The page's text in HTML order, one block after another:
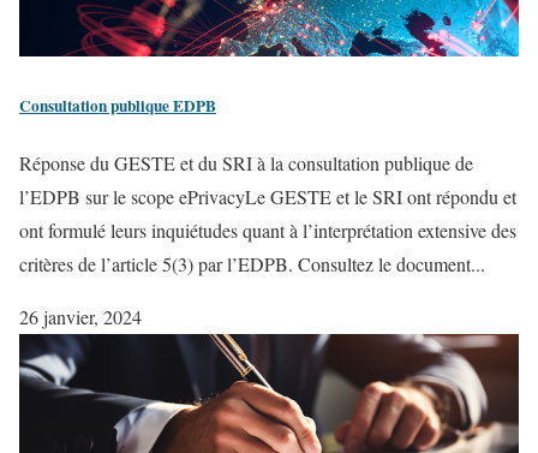
Consultation publique EDPB
Réponse du GESTE et du SRI à la consultation publique de
l’EDPB sur le scope ePrivacyLe GESTE et le SRI ont répondu et
ont formulé leurs inquiétudes quant à l’interprétation extensive des
critères de l’article 5(3) par l’EDPB. Consultez le document...
26 janvier, 2024